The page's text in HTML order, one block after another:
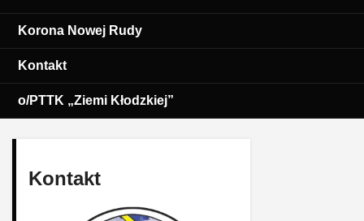
Korona Nowej Rudy
Kontakt
o/PTTK „Ziemi Kłodzkiej”
Kontakt